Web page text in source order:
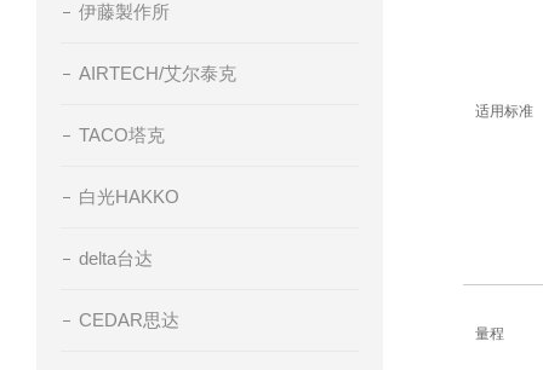
伊藤製作所
AIRTECH/艾尔泰克
TACO塔克
白光HAKKO
delta台达
CEDAR思达
适用标准
量程